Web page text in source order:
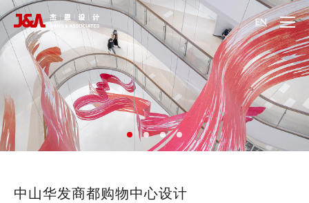
EN
中山华发商都购物中心设计